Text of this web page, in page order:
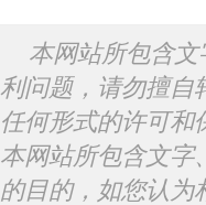
本网站所包含
利问题，请勿擅自
任何形式的许可和
本网站所包含文字
的目的，如您认为